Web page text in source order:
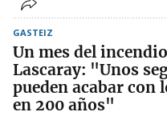
GASTEIZ
Un mes del
Lascaray: "Unos
pueden acabar con
en 200 años"